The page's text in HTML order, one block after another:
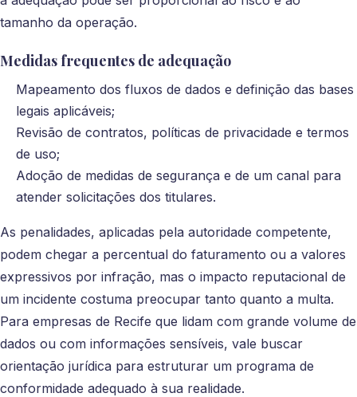
tamanho da operação.
Medidas frequentes de adequação
Mapeamento dos fluxos de dados e definição das bases
legais aplicáveis;
Revisão de contratos, políticas de privacidade e termos
de uso;
Adoção de medidas de segurança e de um canal para
atender solicitações dos titulares.
As penalidades, aplicadas pela autoridade competente,
podem chegar a percentual do faturamento ou a valores
expressivos por infração, mas o impacto reputacional de
um incidente costuma preocupar tanto quanto a multa.
Para empresas de Recife que lidam com grande volume de
dados ou com informações sensíveis, vale buscar
orientação jurídica para estruturar um programa de
conformidade adequado à sua realidade.